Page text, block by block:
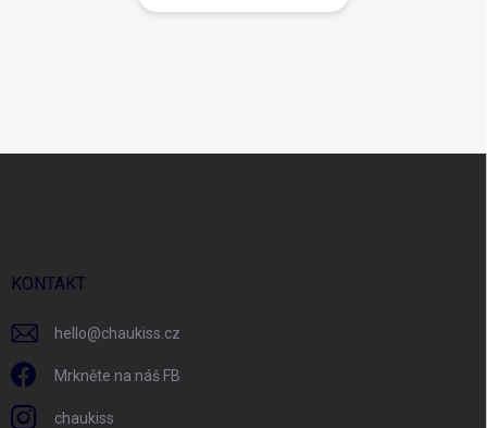
KONTAKT
hello@chaukiss.cz
Mrkněte na náš FB
chaukiss